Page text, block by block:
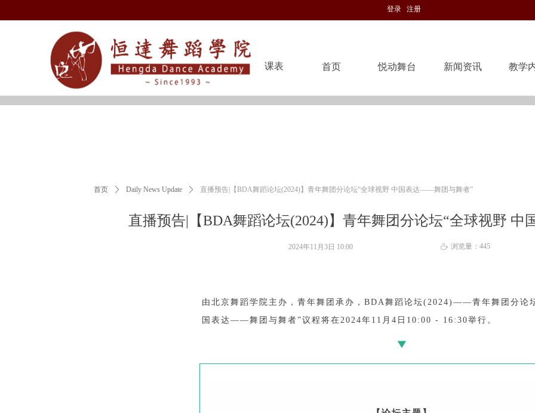
登录 注册
首页
悦动舞台
新闻资讯
教学
课表
直播预告|【BDA舞蹈论坛(2024)】青年舞团分论坛“全球视野
首页 ꄲ Daily News Update ꄲ 直播预告|【BDA舞蹈论坛(2024)】青年舞团分论坛“全球视野 中国表达——舞团与舞者”
由北京舞蹈学院主办，青年舞团承办，BDA舞蹈论坛(2024)——青年舞团分论
国表达——舞团与舞者”议程将在2024年11月4日10:00 - 16:30举行。
2024年11月3日 10:00 ꄘ 浏览量： 445